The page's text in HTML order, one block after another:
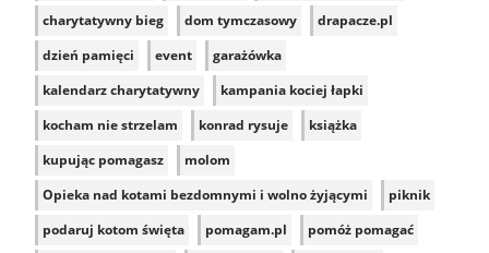
charytatywny bieg
dom tymczasowy
drapacze.pl
dzień pamięci
event
garażówka
kalendarz charytatywny
kampania kociej łapki
kocham nie strzelam
konrad rysuje
książka
kupując pomagasz
molom
Opieka nad kotami bezdomnymi i wolno żyjącymi
piknik
podaruj kotom święta
pomagam.pl
pomóż pomagać